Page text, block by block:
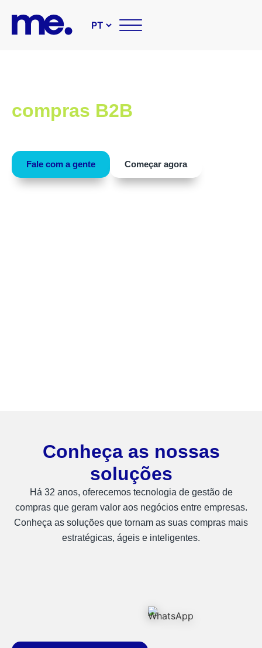
compras B2B
Fale com a gente Começar agora
Conheça as nossas
soluções
Há 32 anos, oferecemos tecnologia de gestão de
compras que geram valor aos negócios entre empresas.
Conheça as soluções que tornam as suas compras mais
estratégicas, ágeis e inteligentes.